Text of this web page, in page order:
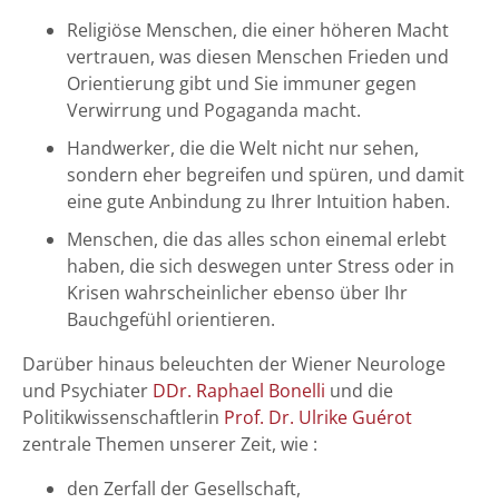
Religiöse Menschen, die einer höheren Macht
vertrauen, was diesen Menschen Frieden und
Orientierung gibt und Sie immuner gegen
Verwirrung und Pogaganda macht.
Handwerker, die die Welt nicht nur sehen,
sondern eher begreifen und spüren, und damit
eine gute Anbindung zu Ihrer Intuition haben.
Menschen, die das alles schon einemal erlebt
haben, die sich deswegen unter Stress oder in
Krisen wahrscheinlicher ebenso über Ihr
Bauchgefühl orientieren.
Darüber hinaus beleuchten der Wiener Neurologe
und Psychiater DDr. Raphael Bonelli und die
Politikwissenschaftlerin Prof. Dr. Ulrike Guérot
zentrale Themen unserer Zeit, wie :
den Zerfall der Gesellschaft,